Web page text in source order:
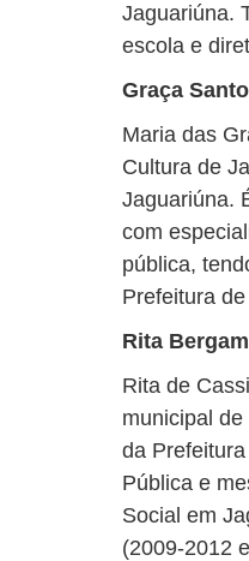
Jaguariúna.
escola e
Graça
Maria das
Cultura de
Jaguariúna.
com
pública,
Prefeitura
Rita
Rita de
municipal
da
Pública e
Social em
(2009-2012